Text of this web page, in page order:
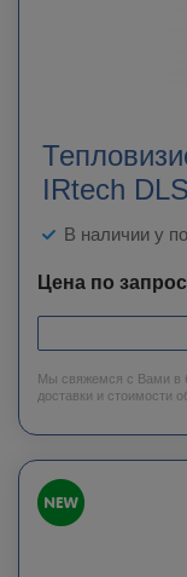
IRtech
В наличии у
Цена по
Мы свяжемся с Вами в
доставки и стоимости